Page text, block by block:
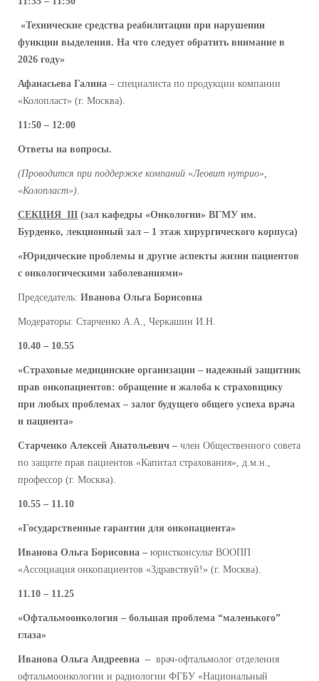
«Технические средства реабилитации при нарушении
функции выделения. На что следует обратить внимание в
2026 году»
Афанасьева Галина – специалиста по продукции компании
«Колопласт» (г. Москва).
11:50 – 12:00
Ответы на вопросы.
(Проводится при поддержке компаний «Леовит нутрио»,
«Колопласт»).
СЕКЦИЯ III (зал кафедры «Онкологии» ВГМУ им.
Бурденко, лекционный зал – 1 этаж хирургического корпуса)
«Юридические проблемы и другие аспекты жизни пациентов
с онкологическими заболеваниями»
Председатель: Иванова Ольга Борисовна
Модераторы: Старченко А.А., Черкашин И.Н.
10.40 – 10.55
«Страховые медицинские организации – надежный защитник
прав онкопациентов: обращение и жалоба к страховщику
при любых проблемах – залог будущего общего успеха врача
и пациента»
Старченко Алексей Анатольевич – член Общественного совета
по защите прав пациентов «Капитал страхования», д.м.н.,
профессор (г. Москва).
10.55 – 11.10
«Государственные гарантии для онкопациента»
Иванова Ольга Борисовна – юристконсульт ВООПП
«Ассоциация онкопациентов «Здравствуй!» (г. Москва).
11.10 – 11.25
«Офтальмоонкология – большая проблема “маленького”
глаза»
Иванова Ольга Андреевна – врач-офтальмолог отделения
офтальмоонкологии и радиологии ФГБУ «Национальный